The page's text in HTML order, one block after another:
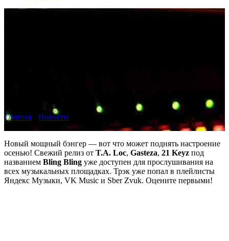
Главная Новости
Премьера Bling Bling от T.A. Loc, Gasteza,
Новый мощный бэнгер — вот что может поднять настроение
осенью! Свежий релиз от T.A. Loc, Gasteza, 21 Keyz под
названием Bling Bling уже доступен для прослушивания на
всех музыкальных площадках. Трэк уже попал в плейлисты
Яндекс Музыки, VK Music и Sber Zvuk. Оцените первыми!